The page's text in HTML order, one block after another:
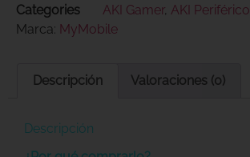
Categories
AKI Gamer, AKI Periférico
Marca: MyMobile
Descripción Valoraciones (0)
Descripción